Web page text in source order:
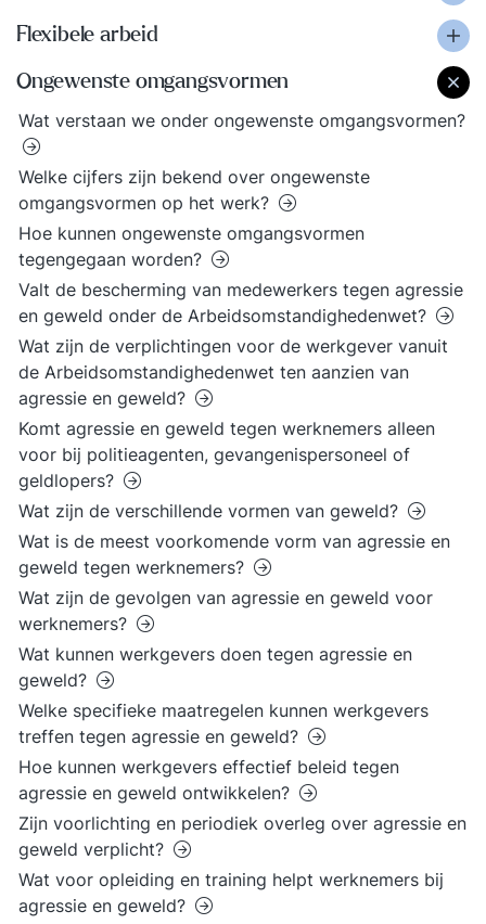
Flexibele arbeid
Ongewenste omgangsvormen
Wat verstaan we onder ongewenste omgangsvormen?
Welke cijfers zijn bekend over ongewenste
omgangsvormen op het werk?
Hoe kunnen ongewenste omgangsvormen
tegengegaan worden?
Valt de bescherming van medewerkers tegen agressie
en geweld onder de Arbeidsomstandighedenwet?
Wat zijn de verplichtingen voor de werkgever vanuit
de Arbeidsomstandighedenwet ten aanzien van
agressie en geweld?
Komt agressie en geweld tegen werknemers alleen
voor bij politieagenten, gevangenispersoneel of
geldlopers?
Wat zijn de verschillende vormen van geweld?
Wat is de meest voorkomende vorm van agressie en
geweld tegen werknemers?
Wat zijn de gevolgen van agressie en geweld voor
werknemers?
Wat kunnen werkgevers doen tegen agressie en
geweld?
Welke specifieke maatregelen kunnen werkgevers
treffen tegen agressie en geweld?
Hoe kunnen werkgevers effectief beleid tegen
agressie en geweld ontwikkelen?
Zijn voorlichting en periodiek overleg over agressie en
geweld verplicht?
Wat voor opleiding en training helpt werknemers bij
agressie en geweld?